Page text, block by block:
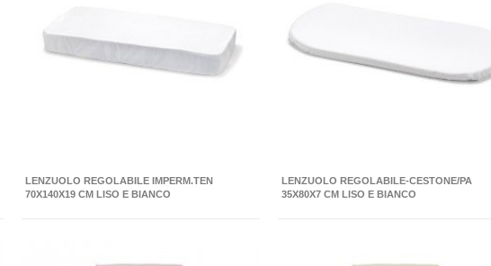
LENZUOLO REGOLABILE IMPERM.TEN
70X140X19 CM LISO E BIANCO
LENZUOLO REGOLABILE-CESTONE/PA
35X80X7 CM LISO E BIANCO